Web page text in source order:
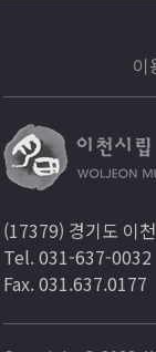
이
(17379) 경기도 이
Tel. 031-637-0032
Fax. 031.637.0177